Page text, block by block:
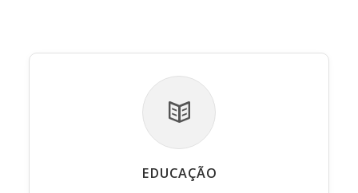
EDUCAÇÃO